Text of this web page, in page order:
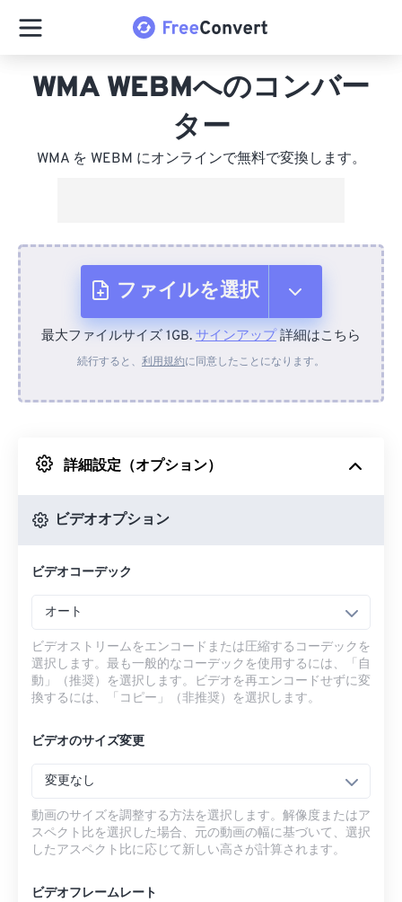
WMA WEBMへのコンバー
ター
WMA を WEBM にオンラインで無料で変換します。
ファイルを選択
デバイスから
Googleドライブから
最大ファイルサイズ 1GB. サインアップ詳細はこちら
続行すると、 利用規約に同意したことになります。
詳細設定（オプション）
ビデオオプション
ビデオコーデック
オート
ビデオストリームをエンコードまたは圧縮するコーデックを
選択します。最も一般的なコーデックを使用するには、「自
動」（推奨）を選択します。ビデオを再エンコードせずに変
換するには、「コピー」（非推奨）を選択します。
ビデオのサイズ変更
変更なし
動画のサイズを調整する方法を選択します。解像度またはア
スペクト比を選択した場合、元の動画の幅に基づいて、選択
したアスペクト比に応じて新しい高さが計算されます。
ビデオフレームレート